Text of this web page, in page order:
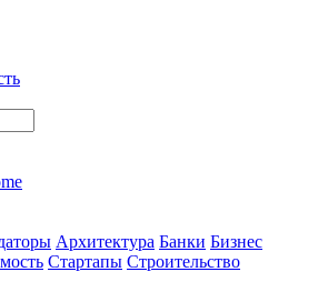
Архитектура Банки Бизнес
Стартапы Строительство